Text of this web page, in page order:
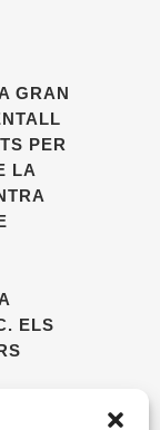
GRAN
PER
LA
ELS